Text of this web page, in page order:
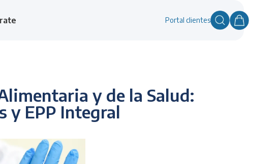
Portal clientes
y de la Salud:
y EPP Integral